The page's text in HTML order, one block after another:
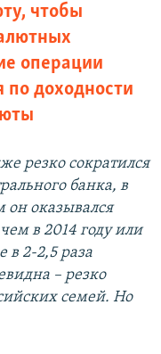
чтобы
операции
доходности
резко сократился
банка, в
он оказывался
в 2014 году или
в 2-2,5 раза
– резко
семей. Но